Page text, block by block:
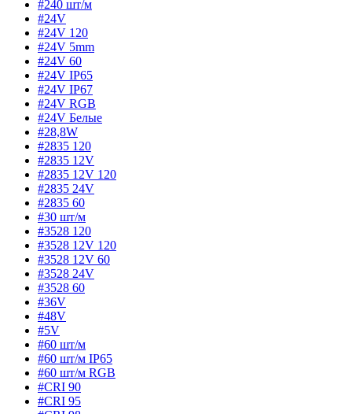
#240 шт/м
#24V
#24V 120
#24V 5mm
#24V 60
#24V IP65
#24V IP67
#24V RGB
#24V Белые
#28,8W
#2835 120
#2835 12V
#2835 12V 120
#2835 24V
#2835 60
#30 шт/м
#3528 120
#3528 12V 120
#3528 12V 60
#3528 24V
#3528 60
#36V
#48V
#5V
#60 шт/м
#60 шт/м IP65
#60 шт/м RGB
#CRI 90
#CRI 95